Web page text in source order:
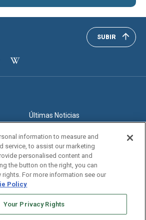
SUBIR
Últimas Noticias
Edición Impresa
information to measure and
service, to assist our marketing
personalised content and
the button on the right, you can
rights. For more information see our
Policy
Your Privacy Rights